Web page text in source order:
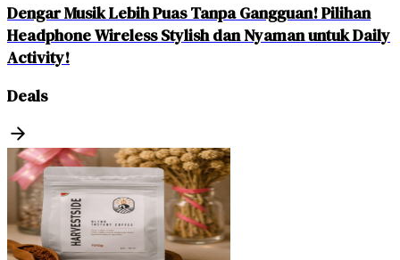
Dengar Musik Lebih Puas Tanpa Gangguan! Pilihan
Headphone Wireless Stylish dan Nyaman untuk Daily
Activity!
Deals